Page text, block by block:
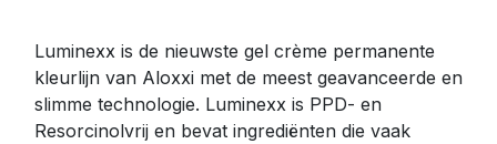
Luminexx is de nieuwste gel crème permanente
kleurlijn van Aloxxi met de meest geavanceerde en
slimme technologie. Luminexx is PPD- en
Resorcinolvrij en bevat ingrediënten die vaak